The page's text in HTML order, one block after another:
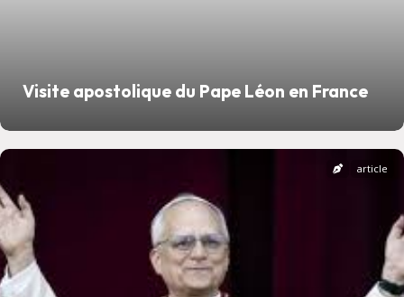
Visite apostolique du Pape Léon en France
article